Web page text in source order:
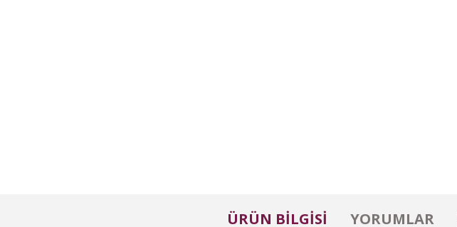
ÜRÜN BILGISI YORUMLAR